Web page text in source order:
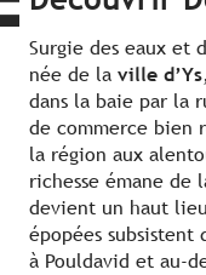
Surgie des eaux et
née de la ville d’Ys
dans la baie par la
de commerce bien
la région aux
richesse émane de
devient un haut
épopées subsistent
à Pouldavid et au-